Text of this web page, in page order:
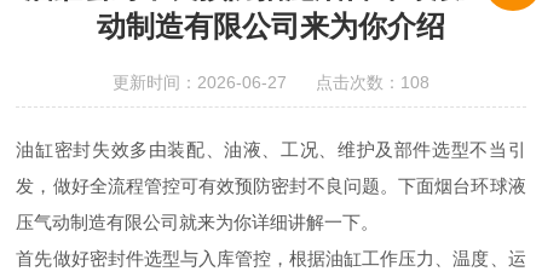
动制造有限公司来为你介绍
更新时间：2026-06-27 点击次数：108
油缸密封失效多由装配、油液、工况、维护及部件选型不当引
发，做好全流程管控可有效预防密封不良问题。下面烟台环球液
压气动制造有限公司就来为你详细讲解一下。
首先做好密封件选型与入库管控，根据油缸工作压力、温度、运